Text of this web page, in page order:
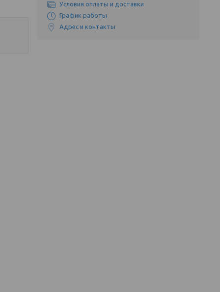
Условия оплаты и доставки
График работы
Адрес и контакты